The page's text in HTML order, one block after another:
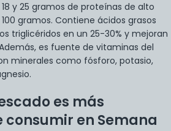
y 25 gramos de proteínas de alto
gramos. Contiene ácidos grasos
triglicéridos en un 25-30% y mejoran
es fuente de vitaminas del
minerales como fósforo, potasio,
es más
en Semana